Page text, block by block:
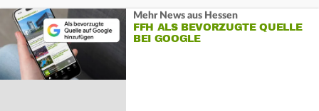
Mehr News aus Hessen
FFH ALS BEVORZUGTE QUELLE
BEI GOOGLE